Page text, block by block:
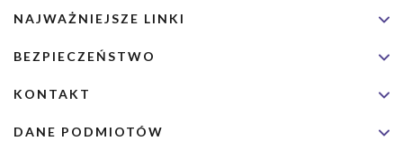
NAJWAŻNIEJSZE LINKI
BEZPIECZEŃSTWO
KONTAKT
DANE PODMIOTÓW